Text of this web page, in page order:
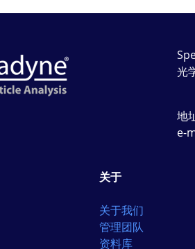
光
地
e-
关于
关于我们
管理团队
资料库